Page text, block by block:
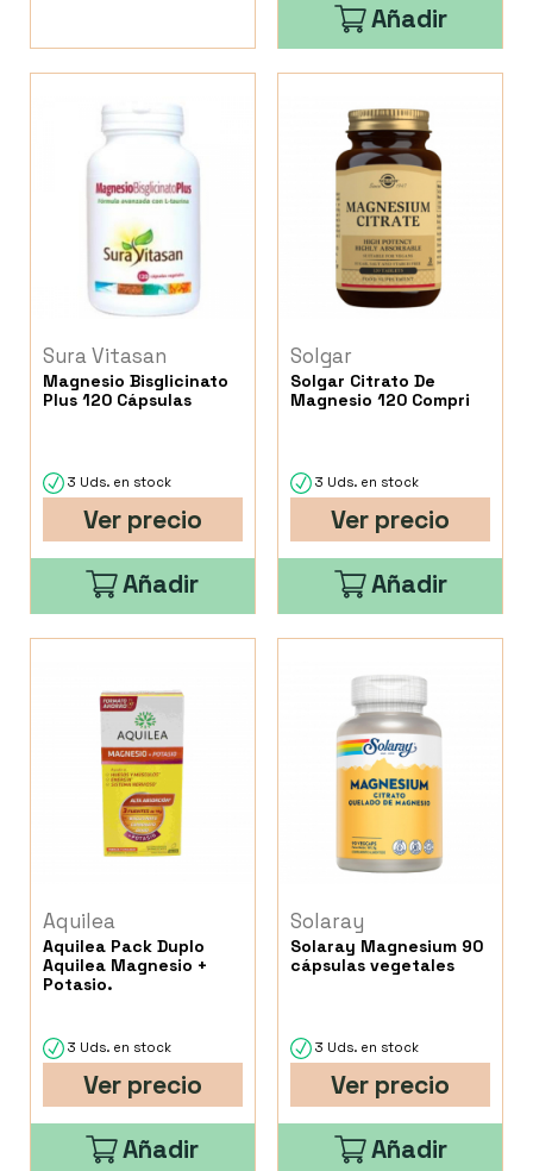
Añadir
Sura Vitasan
Magnesio Bisglicinato
Plus 120 Cápsulas
3 Uds. en stock
Ver precio
Añadir
Solgar
Solgar Citrato De
Magnesio 120 Compri
3 Uds. en stock
Ver precio
Añadir
Aquilea
Aquilea Pack Duplo
Aquilea Magnesio +
Potasio.
3 Uds. en stock
Ver precio
Añadir
Solaray
Solaray Magnesium 90
cápsulas vegetales
3 Uds. en stock
Ver precio
Añadir